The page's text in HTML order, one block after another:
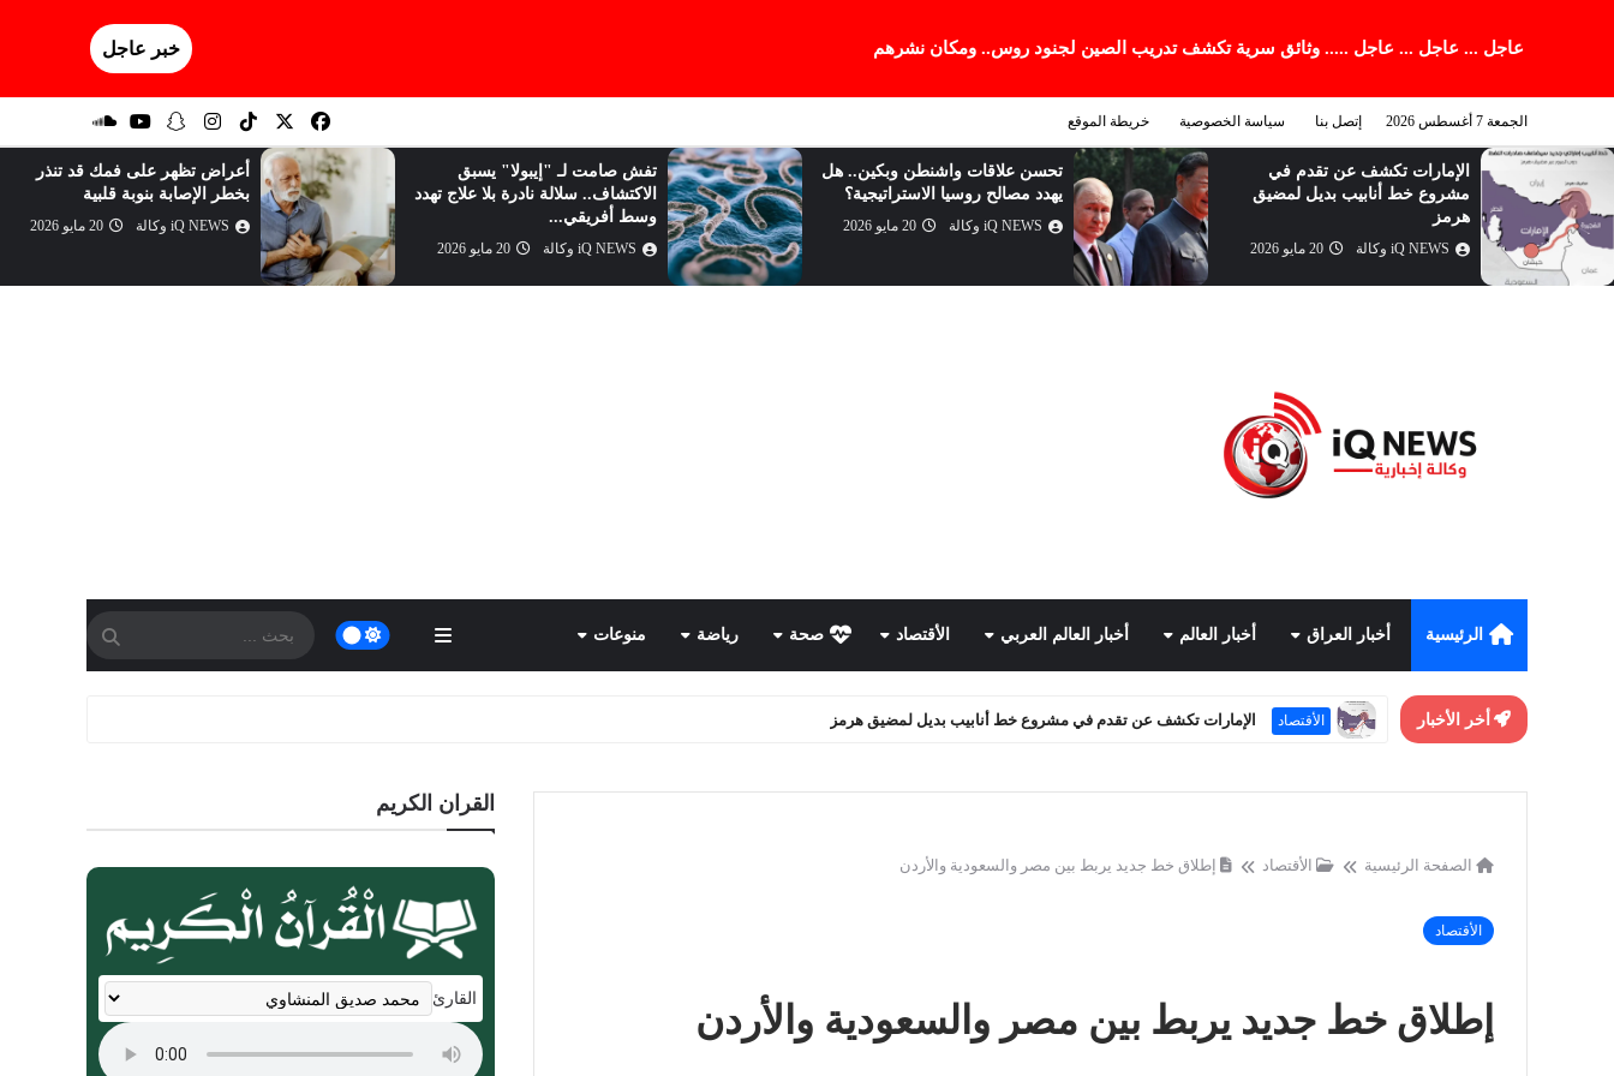
عاجل ... عاجل ... عاجل ..... وثائق سرية تكشف تدريب الصين لجنود روس.. ومكان نشرهم خبر عاجل
الجمعة 7 أغسطس 2026 إتصل بنا سياسة الخصوصية خريطة الموقع
الإمارات تكشف عن تقدم في
مشروع خط أنابيب بديل لمضيق
هرمز
iQ NEWS وكالة 20 مايو 2026
تحسن علاقات واشنطن وبكين.. هل
يهدد مصالح روسيا الاستراتيجية؟
iQ NEWS وكالة 20 مايو 2026
تفش صامت لـ "إيبولا" يسبق
الاكتشاف.. سلالة نادرة بلا علاج تهدد
وسط أفريقي...
iQ NEWS وكالة 20 مايو 2026
أعراض تظهر على فمك قد تنذر
بخطر الإصابة بنوبة قلبية
iQ NEWS وكالة 20 مايو 2026
الرئيسية أخبار العراق أخبار العالم أخبار العالم العربي الأقتصاد صحة رياضة منوعات
أخر الأخبار أخبار العالم تحسن علاقات واشنطن وبكين.. هل يهدد مصالح روسيا الاستراتيجية؟
الصفحة الرئيسية الأقتصاد إطلاق خط جديد يربط بين مصر والسعودية والأردن
الأقتصاد
إطلاق خط جديد يربط بين مصر والسعودية والأردن
القران الكريم
القارئ